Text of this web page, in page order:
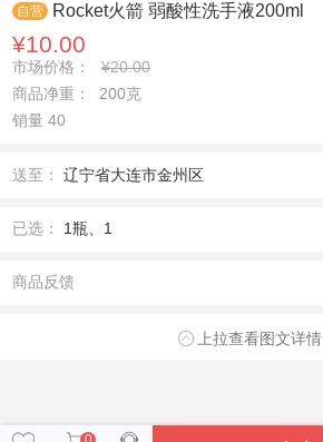
自营 Rocket火箭 弱酸性洗手液200ml
¥10.00
市场价格：
¥20.00
商品净重： 200克
销量 40
送至： 辽宁省大连市金州区
已选： 1瓶、1
商品反馈
上拉查看图文详情